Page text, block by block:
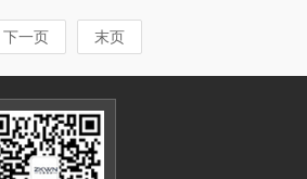
下一页 末页